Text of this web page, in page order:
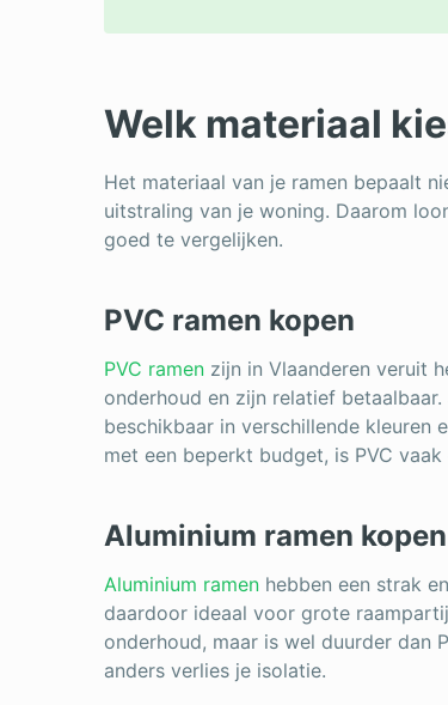
Welk materiaal
Het materiaal van je ramen bepaalt
uitstraling van je woning. Daarom
goed te vergelijken.
PVC ramen kopen
PVC ramen zijn in Vlaanderen veruit
onderhoud en zijn relatief
beschikbaar in verschillende kleuren
met een beperkt budget, is PVC
Aluminium ramen kopen
Aluminium ramen hebben een strak
daardoor ideaal voor grote
onderhoud, maar is wel duurder dan
anders verlies je isolatie.